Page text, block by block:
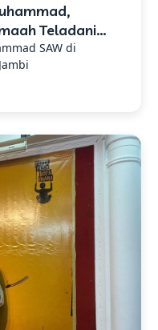
Teladani
Hasanah
SAW di